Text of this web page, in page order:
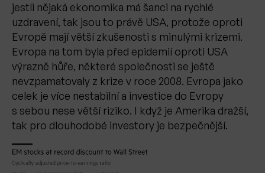
jestli nějaká ekonomika má šanci na rychlé
uzdravení, tak jsou to právě USA, protože oproti
Evropě mají větší zkušenosti s minulými krizemi.
Evropa na tom byla před epidemií oproti USA
výrazně hůře, některé společnosti se ještě
nevzpamatovaly z krize v roce 2008. Evropa jako
celek je více nestabilní a investice do Evropy
s sebou nese větší riziko. I když je Amerika dražší,
tak pro dlouhodobé investory je bezpečnější.